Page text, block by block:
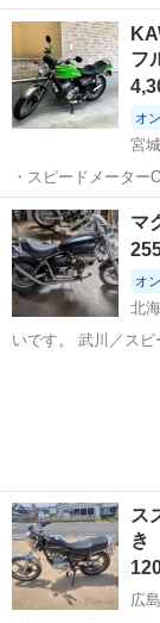
す。ヘッドライトケ
石川 羽咋市
フ
オ
宮
・スピードメーター
宮城 岩沼市
マ
オ
北
いです。 武川／スピ
ス
き
広